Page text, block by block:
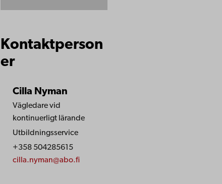
Kontaktperson
er
Cilla Nyman
Vägledare vid
kontinuerligt lärande
Utbildningsservice
+358 504285615
cilla.nyman@abo.fi